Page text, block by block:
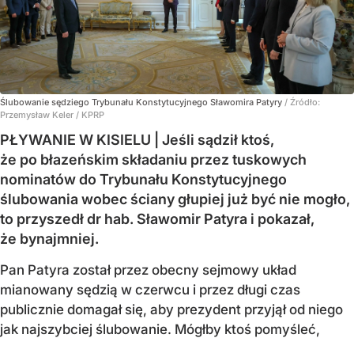
Ślubowanie sędziego Trybunału Konstytucyjnego Sławomira Patyry / Źródło:
Przemysław Keler / KPRP
PŁYWANIE W KISIELU | Jeśli sądził ktoś,
że po błazeńskim składaniu przez tuskowych
nominatów do Trybunału Konstytucyjnego
ślubowania wobec ściany głupiej już być nie mogło,
to przyszedł dr hab. Sławomir Patyra i pokazał,
że bynajmniej.
Pan Patyra został przez obecny sejmowy układ
mianowany sędzią w czerwcu i przez długi czas
publicznie domagał się, aby prezydent przyjął od niego
jak najszybciej ślubowanie. Mógłby ktoś pomyśleć,